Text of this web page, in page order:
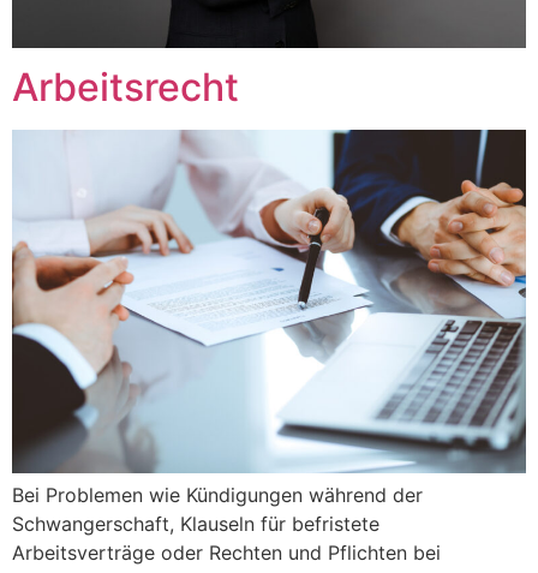
Arbeitsrecht
Bei Problemen wie Kündigungen während der
Schwangerschaft, Klauseln für befristete
Arbeitsverträge oder Rechten und Pflichten bei